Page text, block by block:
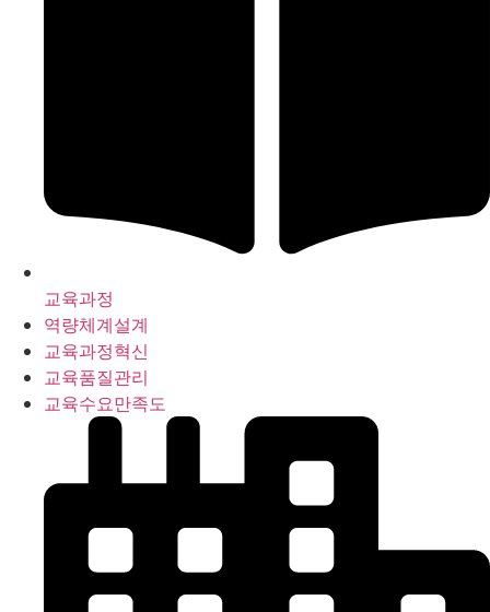
교육과정
역량체계설계
교육과정혁신
교육품질관리
교육수요만족도